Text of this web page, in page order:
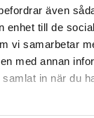
även
enhet till de
vi samarbetar
med annan
in när du
prata om